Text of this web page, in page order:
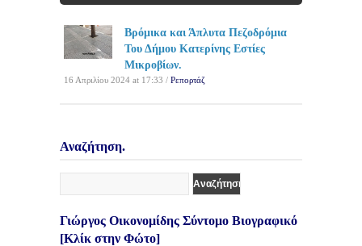
Βρόμικα και Άπλυτα Πεζοδρόμια
Του Δήμου Κατερίνης Εστίες
Μικροβίων.
16 Απριλίου 2024 at 17:33 / Ρεπορτάζ
Αναζήτηση.
Γιώργος Οικονομίδης Σύντομο Βιογραφικό
[Κλίκ στην Φώτο]